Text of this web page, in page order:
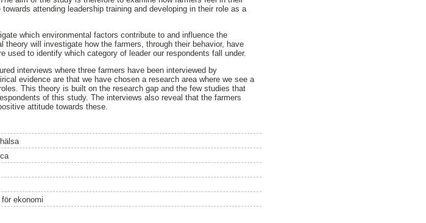
attending leadership training and developing in their role as a
which environmental factors contribute to and influence the
will investigate how the farmers, through their behavior, have
used to identify which category of leader our respondents fall under.
interviews where three farmers have been interviewed by
evidence are that we have chosen a research area where we see a
This theory is built on the research gap and the few studies that
of this study. The interviews also reveal that the farmers
attitude towards these.
ekonomi